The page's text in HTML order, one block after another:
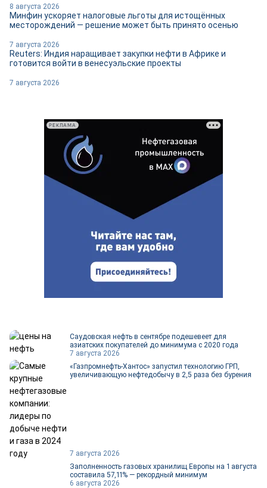
8 августа 2026
Минфин ускоряет налоговые льготы для истощённых
месторождений — решение может быть принято осенью
7 августа 2026
Reuters: Индия наращивает закупки нефти в Африке и
готовится войти в венесуэльские проекты
7 августа 2026
Саудовская нефть в сентябре подешевеет для
азиатских покупателей до минимума с 2020 года
7 августа 2026
«Газпромнефть-Хантос» запустил технологию ГРП,
увеличивающую нефтедобычу в 2,5 раза без бурения
7 августа 2026
Заполненность газовых хранилищ Европы на 1 августа
составила 57,11% — рекордный минимум
6 августа 2026
РЕКЛАМА